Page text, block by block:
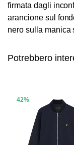
firmata dagli
arancione sul
nero sulla manica
Potrebbero
42%